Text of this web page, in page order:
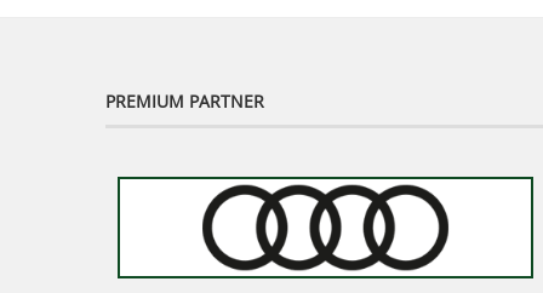
PREMIUM PARTNER